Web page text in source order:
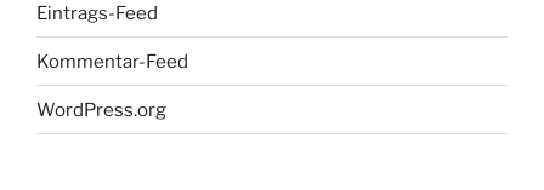
Eintrags-Feed
Kommentar-Feed
WordPress.org